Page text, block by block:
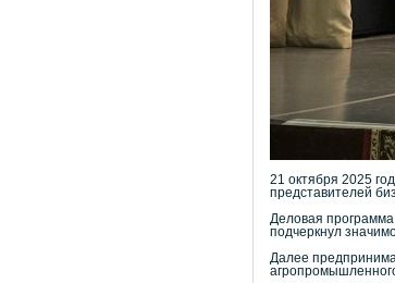
21 октября 2025
представителей
Деловая программа
подчеркнул
Далее